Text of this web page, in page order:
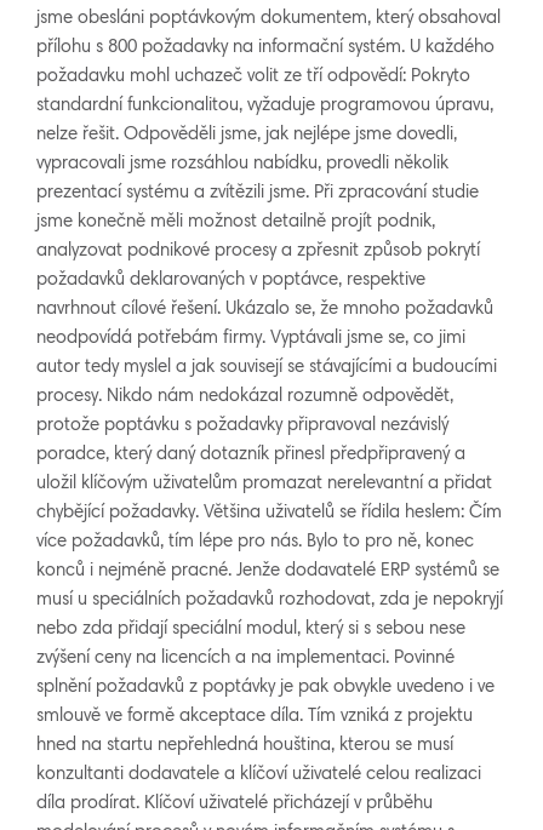
jsme obesláni poptávkovým dokumentem, který obsahoval
přílohu s 800 požadavky na informační systém. U každého
požadavku mohl uchazeč volit ze tří odpovědí: Pokryto
standardní funkcionalitou, vyžaduje programovou úpravu,
nelze řešit. Odpověděli jsme, jak nejlépe jsme dovedli,
vypracovali jsme rozsáhlou nabídku, provedli několik
prezentací systému a zvítězili jsme. Při zpracování studie
jsme konečně měli možnost detailně projít podnik,
analyzovat podnikové procesy a zpřesnit způsob pokrytí
požadavků deklarovaných v poptávce, respektive
navrhnout cílové řešení. Ukázalo se, že mnoho požadavků
neodpovídá potřebám firmy. Vyptávali jsme se, co jimi
autor tedy myslel a jak souvisejí se stávajícími a budoucími
procesy. Nikdo nám nedokázal rozumně odpovědět,
protože poptávku s požadavky připravoval nezávislý
poradce, který daný dotazník přinesl předpřipravený a
uložil klíčovým uživatelům promazat nerelevantní a přidat
chybějící požadavky. Většina uživatelů se řídila heslem: Čím
více požadavků, tím lépe pro nás. Bylo to pro ně, konec
konců i nejméně pracné. Jenže dodavatelé ERP systémů se
musí u speciálních požadavků rozhodovat, zda je nepokryjí
nebo zda přidají speciální modul, který si s sebou nese
zvýšení ceny na licencích a na implementaci. Povinné
splnění požadavků z poptávky je pak obvykle uvedeno i ve
smlouvě ve formě akceptace díla. Tím vzniká z projektu
hned na startu nepřehledná houština, kterou se musí
konzultanti dodavatele a klíčoví uživatelé celou realizaci
díla prodírat. Klíčoví uživatelé přicházejí v průběhu